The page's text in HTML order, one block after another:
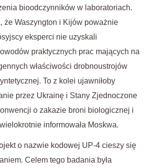
bioodczynników w laboratoriach.
że ​​Waszyngton i Kijów poważnie
eksperci nie uzyskali
praktycznych prac mających na
właściwości drobnoustrojów
To z kolei ujawniłoby
przez Ukrainę i Stany Zjednoczone
o zakazie broni biologicznej i
informowała Moskwa.
o nazwie kodowej UP-4 cieszy się
Celem tego badania była